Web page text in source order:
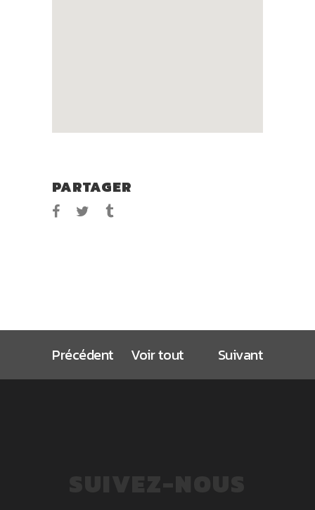
PARTAGER
Précédent Voir tout Suivant